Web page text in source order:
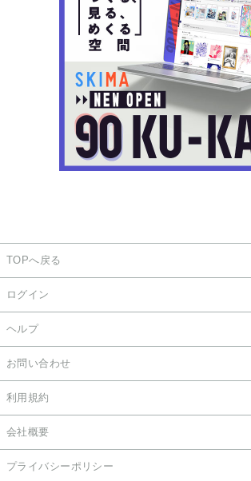
TOPへ戻る
ログイン
ヘルプ
お問い合わせ
利用規約
会社概要
プライバシーポリシー